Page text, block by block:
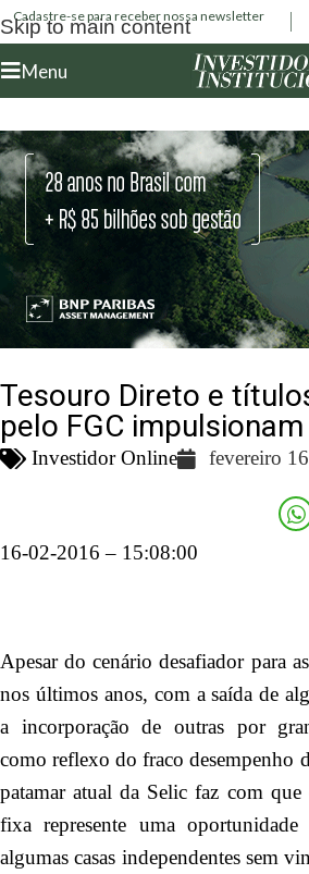
Skip to main content
Cadastre-se para receber nossa newsletter
Menu
Tesouro Direto e
pelo FGC
Investidor Online fevereiro
16-02-2016 – 15:08:00
Apesar do cenário desafiador para
nos últimos anos, com a saída de
a incorporação de outras por
como reflexo do fraco desempenho
patamar atual da Selic faz com que
fixa represente uma oportunidade
algumas casas independentes sem